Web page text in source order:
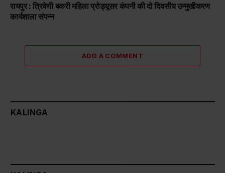
रायपुर : त्रिवेणी बकरी महिला प्रोड्यूसर कंपनी की दो दिवसीय उन्मुखीकरण
कार्यशाला संपन्न
ADD A COMMENT
KALINGA